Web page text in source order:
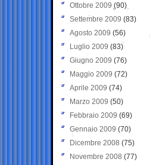
Ottobre 2009 (90)
Settembre 2009 (83)
Agosto 2009 (56)
Luglio 2009 (83)
Giugno 2009 (76)
Maggio 2009 (72)
Aprile 2009 (74)
Marzo 2009 (50)
Febbraio 2009 (69)
Gennaio 2009 (70)
Dicembre 2008 (75)
Novembre 2008 (77)